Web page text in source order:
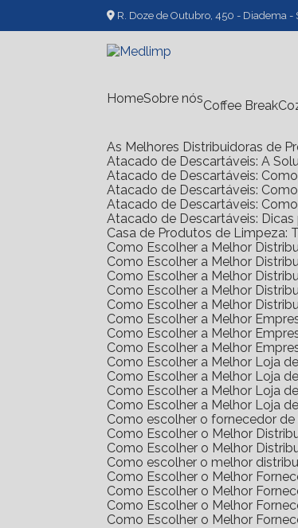
R. Doze de Outubro, 450 - Diadema -
Home Sobre nós
Coffee Break
As Melhores Distribuidoras de
Atacado de Descartáveis: A
Atacado de Descartáveis:
Atacado de Descartáveis:
Atacado de Descartáveis:
Atacado de Descartáveis:
Casa de Produtos de Limpeza:
Como Escolher a Melhor
Como Escolher a Melhor
Como Escolher a Melhor
Como Escolher a Melhor
Como Escolher a Melhor
Como Escolher a Melhor
Como Escolher a Melhor
Como Escolher a Melhor
Como Escolher a Melhor Loja
Como Escolher a Melhor Loja
Como Escolher a Melhor Loja
Como Escolher a Melhor Loja
Como escolher o fornecedor
Como Escolher o Melhor
Como Escolher o Melhor
Como escolher o melhor
Como Escolher o Melhor
Como Escolher o Melhor
Como Escolher o Melhor
Como Escolher o Melhor